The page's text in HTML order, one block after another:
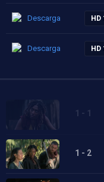
Descarga HD
Descarga HD
1 - 1
1 - 2